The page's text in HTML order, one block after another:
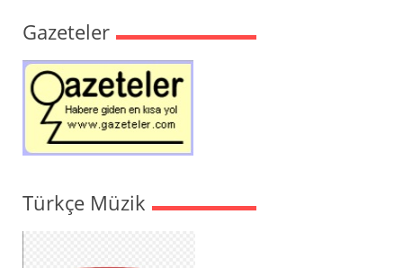
Gazeteler
Türkçe Müzik